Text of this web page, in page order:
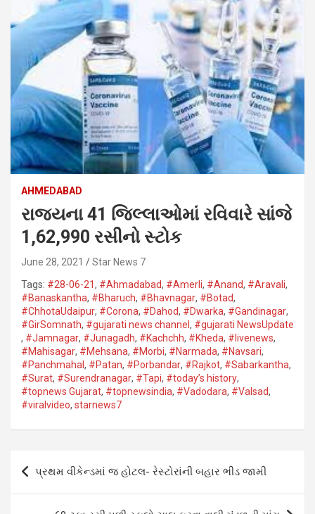
AHMEDABAD
રાજ્યના 41 જિલ્લાઓમાં રવિવારે સાંજે
1,62,990 રસીનો સ્ટોક
June 28, 2021
Star News 7
Tags: #28-06-21, #Ahmadabad, #Amerli, #Anand, #Aravali,
#Banaskantha​, #Bharuch, #Bhavnagar​, #Botad,
#ChhotaUdaipur, #Corona​, #Dahod​, #Dwarka​, #Gandinagar,
#GirSomnath, #gujarati news channel , #gujarati NewsUpdate
, #Jamnagar​, #Junagadh​, #Kachchh, #Kheda​, #livenews,
#Mahisagar​, #Mehsana, #Morbi, #Narmada, #Navsari​,
#Panchmahal, #Patan​, #Porbandar​, #Rajkot​, #Sabarkantha​,
#Surat​, #Surendranagar, #Tapi​, #today’s history,
#topnews Gujarat, #topnewsindia, #Vadodara​, #Valsad​,
#viralvideo, starnews7
Post
navigation
પ્રથમ વીકેન્ડમાં જ હોટલ- રેસ્ટોરાંની બહાર ભીડ જામી